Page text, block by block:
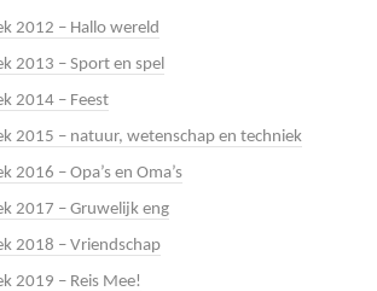
2012 – Hallo wereld
2013 – Sport en spel
2014 – Feest
2015 – natuur, wetenschap en techniek
2016 – Opa’s en Oma’s
2017 – Gruwelijk eng
2018 – Vriendschap
2019 – Reis Mee!